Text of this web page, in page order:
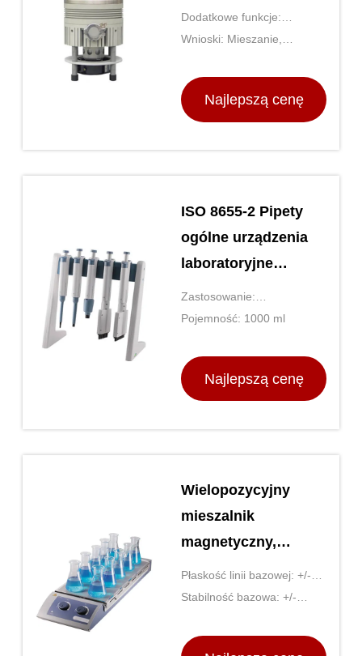
laboratoryjne do
destylacji
Dodatkowe funkcje:
Regulowana prędkość i
Wnioski: Mieszanie,
Najlepszą cenę
ISO 8655-2 Pipety
ogólne urządzenia
laboratoryjne
TOPTION Chiny
Zastosowanie:
Eksperymenty laboratoryjne
Pojemność: 1000 ml
Najlepszą cenę
Wielopozycyjny
mieszalnik
magnetyczny,
ogólny sprzęt
laboratoryjny
Płaskość linii bazowej: +/-
0,002 Abs
Stabilność bazowa: +/-